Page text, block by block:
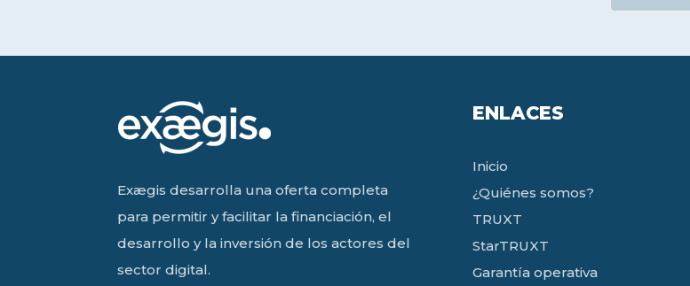
Exægis desarrolla una oferta completa
para permitir y facilitar la financiación, el
desarrollo y la inversión de los actores del
sector digital.
ENLACES
Inicio
¿Quiénes somos?
TRUXT
StarTRUXT
Garantía operativa